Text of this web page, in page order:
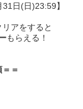
日(日)23:59】
アをすると
もらえる！
＝＝